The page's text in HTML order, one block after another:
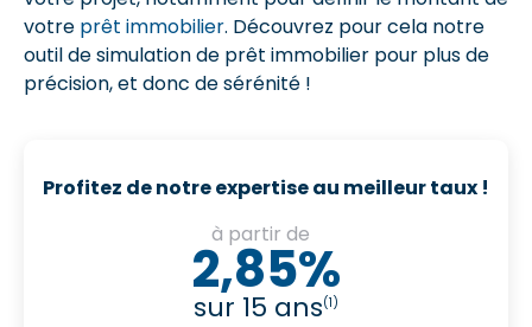
votre prêt immobilier. Découvrez pour cela notre
outil de simulation de prêt immobilier pour plus de
précision, et donc de sérénité !
Profitez de notre expertise au meilleur taux !
à partir de
2,85%
sur 15 ans(1)